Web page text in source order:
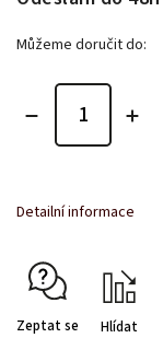
Můžeme doručit do:
Detailní informace
Zeptat se Hlídat